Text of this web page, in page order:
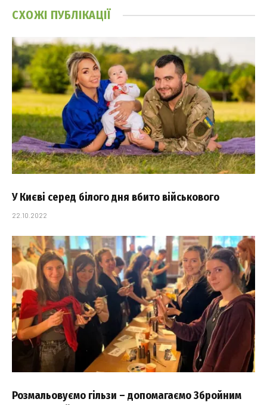
СХОЖІ ПУБЛІКАЦІЇ
У Києві серед білого дня вбито військового
22.10.2022
Розмальовуємо гільзи – допомагаємо Збройним